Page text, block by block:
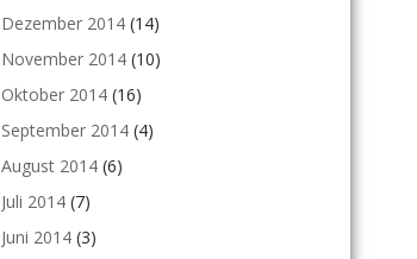
Dezember 2014 (14)
November 2014 (10)
Oktober 2014 (16)
September 2014 (4)
August 2014 (6)
Juli 2014 (7)
Juni 2014 (3)